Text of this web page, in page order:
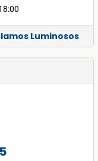
Luminosos